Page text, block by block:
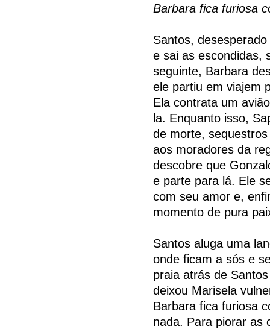
Barbara fica furiosa
Santos,
e sai as escondidas,
seguinte, Barbara
ele partiu em viajem
Ela contrata um
la. Enquanto isso,
de morte,
aos moradores da
descobre que
e parte para lá. Ele
com seu amor e,
momento de pura
Santos aluga uma
onde ficam a sós e
praia atrás de
deixou Marisela
Barbara fica furiosa
nada. Para piorar as